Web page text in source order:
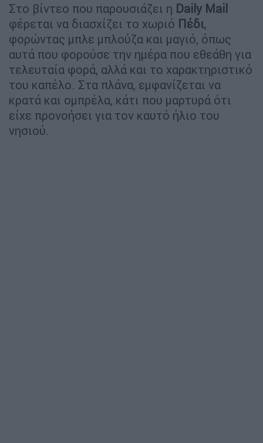
Στο βίντεο που παρουσιάζει η Daily Mail
φέρεται να διασχίζει το χωριό Πέδι,
φορώντας μπλε μπλούζα και μαγιό, όπως
αυτά που φορούσε την ημέρα που εθεάθη για
τελευταία φορά, αλλά και το χαρακτηριστικό
του καπέλο. Στα πλάνα, εμφανίζεται να
κρατά και ομπρέλα, κάτι που μαρτυρά ότι
είχε προνοήσει για τον καυτό ήλιο του
νησιού.